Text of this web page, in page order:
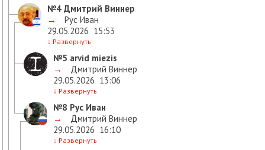
№4 Дмитрий Виннер
→
Рус Иван
29.05.2026 15:53
↓ Развернуть
№5 arvid miezis
→
Дмитрий Виннер
29.05.2026 13:06
↓ Развернуть
№8 Рус Иван
→
Дмитрий Виннер
29.05.2026 16:10
↓ Развернуть